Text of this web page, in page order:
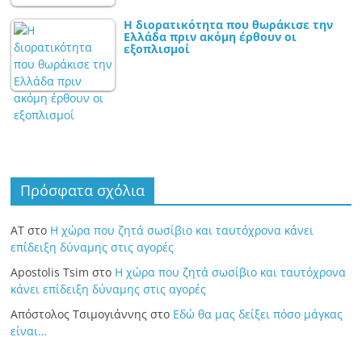
Η διορατικότητα που θωράκισε την
Ελλάδα πριν ακόμη έρθουν οι
εξοπλισμοί
Πρόσφατα σχόλια
ΑΤ στο Η χώρα που ζητά σωσίβιο και ταυτόχρονα κάνει
επίδειξη δύναμης στις αγορές
Apostolis Tsim στο Η χώρα που ζητά σωσίβιο και ταυτόχρονα
κάνει επίδειξη δύναμης στις αγορές
Απόστολος Τσιμογιάννης στο Εδώ θα μας δείξει πόσο μάγκας
είναι…